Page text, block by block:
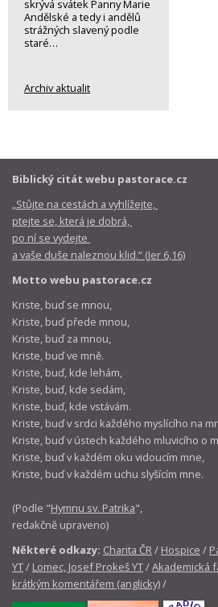
skrývá svátek Panny Marie
Andělské a tedy i andělů
strážných slavený podle
staré…
Archiv aktualit
Biblický citát webu pastorace.cz
„Stůjte na cestách a vyhlížejte,
ptejte se, která je dobrá,
po ní se vydejte
a vaše duše naleznou klid.“ (Jer 6,16)
Motto webu pastorace.cz
Kriste, buď se mnou,
Kriste, buď přede mnou,
Kriste, buď za mnou,
Kriste, buď ve mně.
Kriste, buď, kde lehám,
Kriste, buď, kde sedám,
Kriste, buď, kde vstávám.
Kriste, buď v srdci každého myslícího na
Kriste, buď v ústech každého mluvicího o
Kriste, buď v každém oku vidoucím mne,
Kriste, buď v každém uchu slyšícím mne.
(Podle "Hymnu sv. Patrika",
redakčně upraveno)
Některé odkazy: Charita ČR/ Hospice /
YT/ Lomec, Josef Prokeš YT/Akademická
krátkým komentářem (anglicky)/